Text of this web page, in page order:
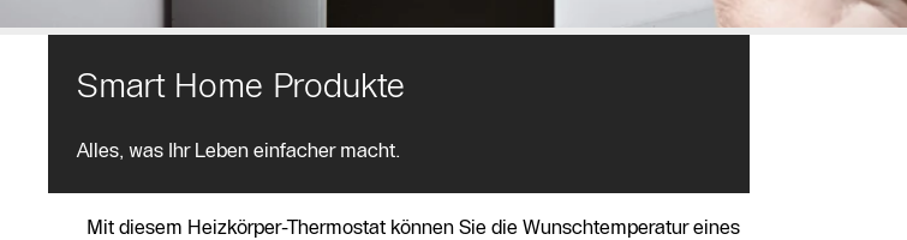
Smart Home Produkte
Alles, was Ihr Leben einfacher macht.
Funk-Heizkörper-Thermostat
Mit diesem Heizkörper-Thermostat können Sie die Wunschtemperatur eines